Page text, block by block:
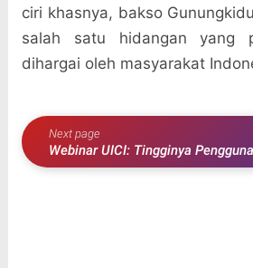
ciri khasnya, bakso
salah satu hidangan yang
dihargai oleh masyarakat
Next page
Webinar UICI: Tingginya
Momentum Transformasi